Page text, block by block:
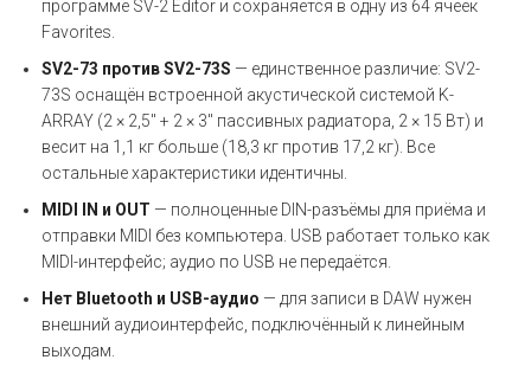
программе SV-2 Editor и сохраняется в одну из 64 ячеек
Favorites.
SV2-73 против SV2-73S — единственное различие: SV2-
73S оснащён встроенной акустической системой K-
ARRAY (2 × 2,5" + 2 × 3" пассивных радиатора, 2 × 15 Вт) и
весит на 1,1 кг больше (18,3 кг против 17,2 кг). Все
остальные характеристики идентичны.
MIDI IN и OUT — полноценные DIN-разъёмы для приёма и
отправки MIDI без компьютера. USB работает только как
MIDI-интерфейс; аудио по USB не передаётся.
Нет Bluetooth и USB-аудио — для записи в DAW нужен
внешний аудиоинтерфейс, подключённый к линейным
выходам.